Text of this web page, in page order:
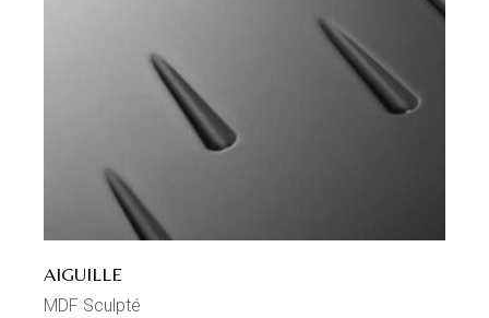
AIGUILLE
MDF Sculpté